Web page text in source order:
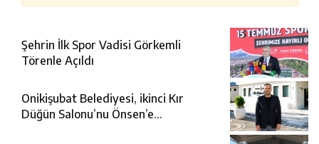
Şehrin İlk Spor Vadisi Görkemli
Törenle Açıldı
Onikişubat Belediyesi, ikinci Kır
Düğün Salonu’nu Önsen’e